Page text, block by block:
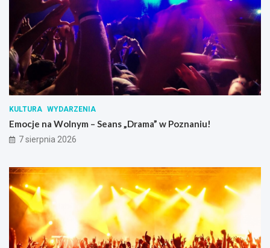
KULTURA WYDARZENIA
Emocje na Wolnym – Seans „Drama” w Poznaniu!
7 sierpnia 2026